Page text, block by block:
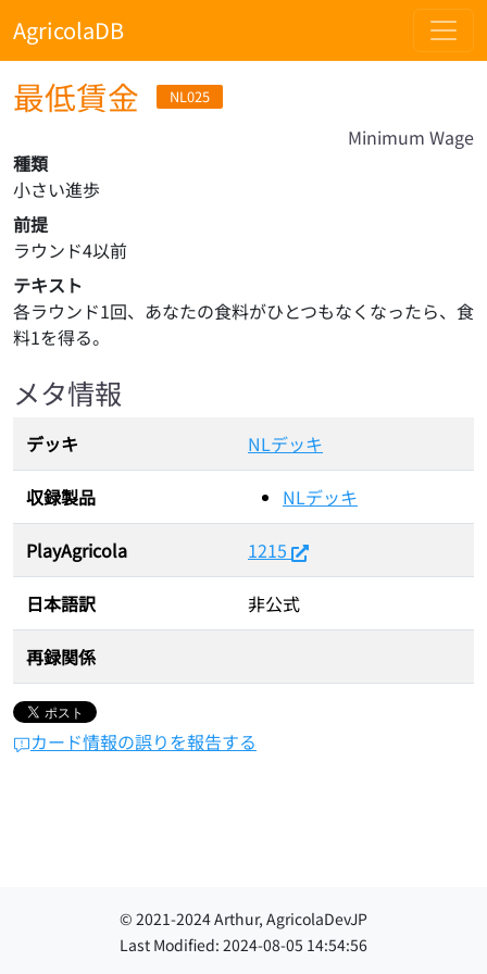
AgricolaDB
最低賃金 NL025
Minimum Wage
種類
小さい進歩
前提
ラウンド4以前
テキスト
各ラウンド1回、あなたの食料がひとつもなくなったら、食
料1を得る。
メタ情報
デッキ NLデッキ
収録製品 NLデッキ
PlayAgricola 1215
日本語訳 非公式
再録関係
カード情報の誤りを報告する
© 2021-2024Arthur, AgricolaDevJP
Last Modified: 2024-08-05 14:54:56